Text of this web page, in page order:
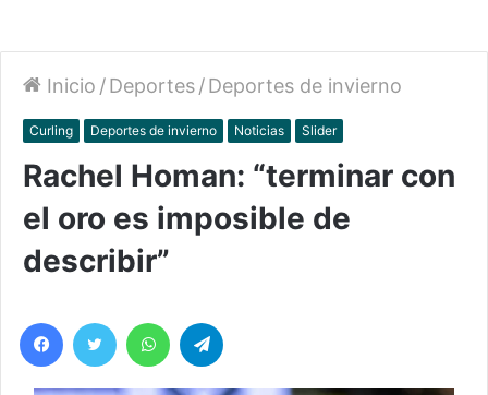
Inicio /Deportes/Deportes de invierno
Curling Deportes de invierno Noticias Slider
Rachel Homan: “terminar con
el oro es imposible de
describir”
Facebook
Twitter WhatsApp